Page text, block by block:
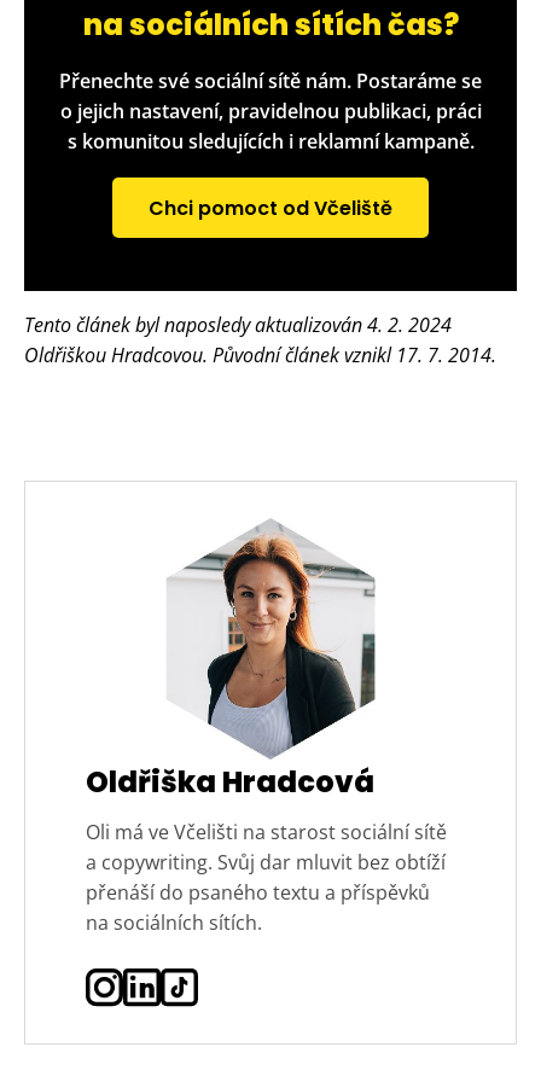
na sociálních sítích čas?
Přenechte své sociální sítě nám. Postaráme se
o jejich nastavení, pravidelnou publikaci, práci
s komunitou sledujících i reklamní kampaně.
Chci pomoct od Včeliště
Tento článek byl naposledy aktualizován 4. 2. 2024
Oldřiškou Hradcovou. Původní článek vznikl 17. 7. 2014.
Oldřiška Hradcová
Oli má ve Včelišti na starost sociální sítě
a copywriting. Svůj dar mluvit bez obtíží
přenáší do psaného textu a příspěvků
na sociálních sítích.